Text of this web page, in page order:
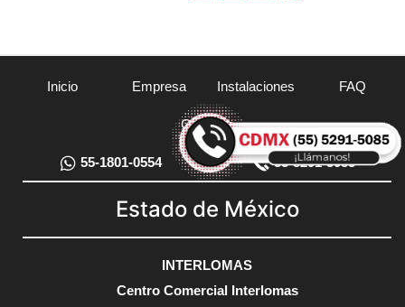
Inicio Empresa Instalaciones FAQ
Contacto
55-1801-0554 55-5291-5085
Estado de México
INTERLOMAS
Centro Comercial Interlomas